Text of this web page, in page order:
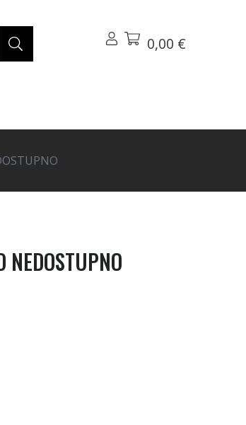
0,00 €